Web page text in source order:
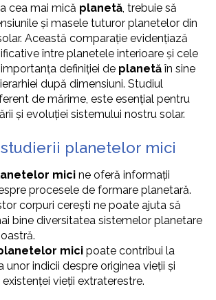
cea mai mică planetă , trebuie să
și masele tuturor planetelor din
Această comparație evidențiază
între planetele interioare și cele
definiției de planetăîn sine
după dimensiuni. Studiul
de mărime, este esențial pentru
și evoluției sistemului nostru solar.
planetelor mici
mici ne oferă informații
procesele de formare planetară.
corpuri cerești ne poate ajuta să
bine diversitatea sistemelor planetare
mici poate contribui la
unor indicii despre originea vieții și
vieții extraterestre.